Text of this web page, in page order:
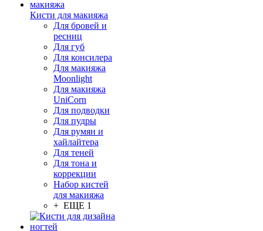
Кисти для макияжа
Для бровей и
ресниц
Для губ
Для консилера
Для макияжа
Moonlight
Для макияжа
UniCorn
Для подводки
Для пудры
Для румян и
хайлайтера
Для теней
Для тона и
коррекции
Набор кистей
для макияжа
+ ЕЩЕ 1